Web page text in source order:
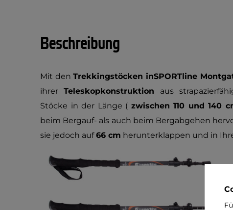
Beschreibung
Mit denTrekkingstöcken inSPORTline
ihrerTeleskopkonstruktion aus
Stöcke in der Länge ( zwischen 110 und 140
beim Bergauf- als auch beim Bergabgehen
sie jedoch auf66 cm herunterklappen und in